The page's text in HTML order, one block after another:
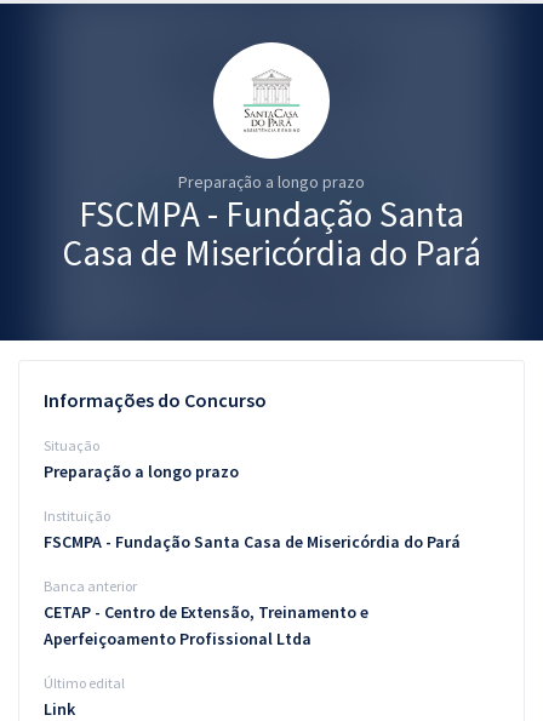
Graduação
Conteúdo gratuito
Blog
Atendimento
Preparação a longo prazo
FSCMPA - Fundação Santa
Casa de Misericórdia do Pará
Informações do Concurso
Situação
Preparação a longo prazo
Instituição
FSCMPA - Fundação Santa Casa de Misericórdia do Pará
Banca anterior
CETAP - Centro de Extensão, Treinamento e
Aperfeiçoamento Profissional Ltda
Último edital
Link